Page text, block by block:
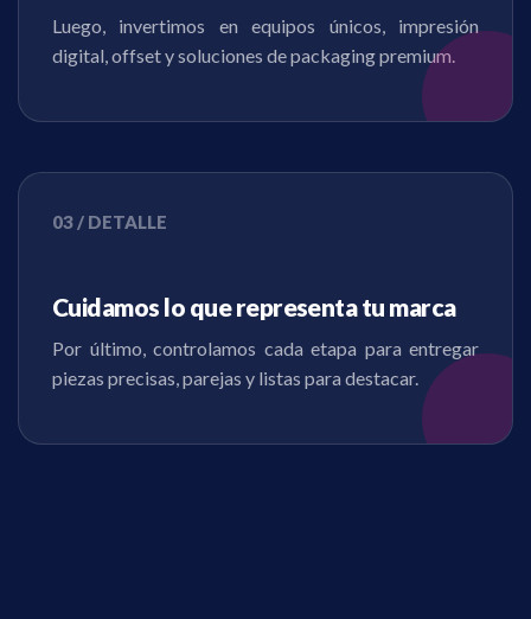
Luego, invertimos en equipos únicos, impresión
digital, offset y soluciones de packaging premium.
03 / DETALLE
Cuidamos lo que representa tu marca
Por último, controlamos cada etapa para entregar
piezas precisas, parejas y listas para destacar.